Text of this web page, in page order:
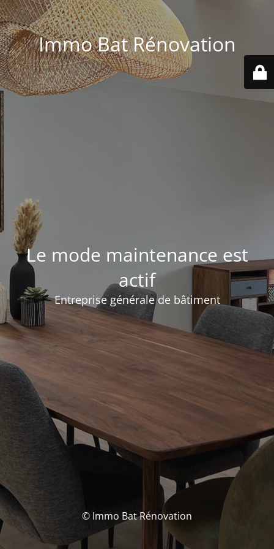
Immo Bat Rénovation
Le mode maintenance est
actif
Entreprise générale de bâtiment
© Immo Bat Rénovation